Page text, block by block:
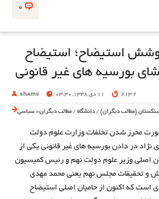
0
استیضاح؛ استیضاح
بورسیه های غیر قانونی
shams 11 دی 1348, 03:30 2 213
(مطالب دیگران) /دانشگاه /مطالب دیگران- سیاسی
محرز شدن تخلفات وزارت علوم دولت
نژاد در دادن بورسیه های غیر قانونی یکی از
اصلی وزیر علوم دولت نهم و رئیس کمیسیون
و تحقیقات مجلس نهم یعنی محمد مهدی
است که اکنون از حامیان اصلی استیضاح